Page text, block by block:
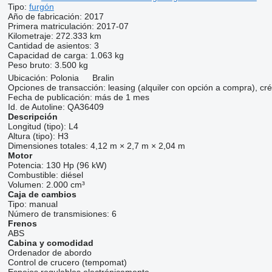
Tipo: furgón
Año de fabricación: 2017
Primera matriculación: 2017-07
Kilometraje: 272.333 km
Cantidad de asientos: 3
Capacidad de carga: 1.063 kg
Peso bruto: 3.500 kg
Ubicación: Polonia
Bralin
Opciones de transacción: leasing (alquiler con opción a compra),
Fecha de publicación: más de 1 mes
Id. de Autoline: QA36409
Descripción
Longitud (tipo): L4
Altura (tipo): H3
Dimensiones totales: 4,12 m × 2,7 m × 2,04 m
Motor
Potencia: 130 Hp (96 kW)
Combustible: diésel
Volumen: 2.000 cm³
Caja de cambios
Tipo: manual
Número de transmisiones: 6
Frenos
ABS
Cabina y comodidad
Ordenador de abordo
Control de crucero (tempomat)